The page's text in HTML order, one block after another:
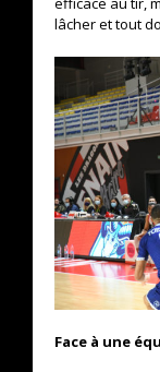
lâcher et tout
Face à une